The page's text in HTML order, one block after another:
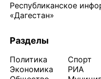
Республиканское
«Дагестан»
Разделы
Политика
Экономика
Спорт
РИА